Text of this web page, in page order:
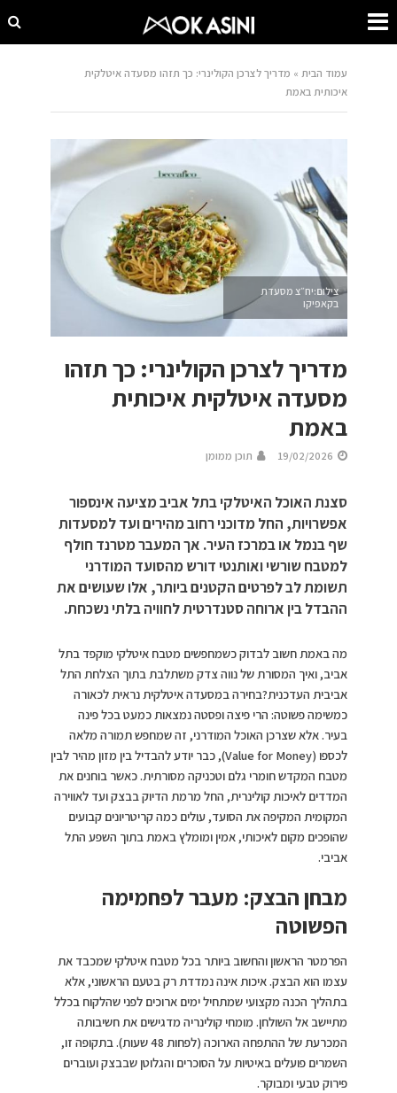
עמוד הבית » מדריך לצרכן הקולינרי: כך תזהו מסעדה איטלקית
איכותית באמת
צילום:יח״צ מסעדת
בקאפיקו
מדריך לצרכן הקולינרי: כך תזהו
מסעדה איטלקית איכותית
באמת
19/02/2026 תוכן ממומן
סצנת האוכל האיטלקי בתל אביב מציעה אינספור
אפשרויות, החל מדוכני רחוב מהירים ועד למסעדות
שף בנמל או במרכז העיר. אך המעבר מטרנד חולף
למטבח שורשי ואותנטי דורש מהסועד המודרני
תשומת לב לפרטים הקטנים ביותר, אלו שעושים את
ההבדל בין ארוחה סטנדרטית לחוויה בלתי נשכחת.
מה באמת חשוב לבדוק כשמחפשים מטבח איטלקי מוקפד בתל
אביב, ואיך המסורת של נווה צדק משתלבת בתוך הצלחת התל
אביבית העדכנית?בחירה במסעדה איטלקית נראית לכאורה
כמשימה פשוטה: הרי פיצה ופסטה נמצאות כמעט בכל פינה
בעיר. אלא שצרכן האוכל המודרני, זה שמחפש תמורה מלאה
לכספו (Value for Money), כבר יודע להבדיל בין מזון מהיר לבין
מטבח המקדש חומרי גלם וטכניקה מסורתית. כאשר בוחנים את
המדדים לאיכות קולינרית, החל מרמת הדיוק בבצק ועד לאווירה
המקומית המקיפה את הסועד, עולים כמה קריטריונים קבועים
שהופכים מקום לאיכותי, אמין ומומלץ באמת בתוך השפע התל
אביבי.
מבחן הבצק: מעבר לפחמימה
הפשוטה
הפרמטר הראשון והחשוב ביותר בכל מטבח איטלקי שמכבד את
עצמו הוא הבצק. איכות אינה נמדדת רק בטעם הראשוני, אלא
בתהליך הכנה מקצועי שמתחיל ימים ארוכים לפני שהלקוח בכלל
מתיישב אל השולחן. מומחי קולינריה מדגישים את חשיבותה
המכרעת של ההתפחה הארוכה (לפחות 48 שעות). בתקופה זו,
השמרים פועלים באיטיות על הסוכרים והגלוטן שבבצק ועוברים
פירוק טבעי ומבוקר.